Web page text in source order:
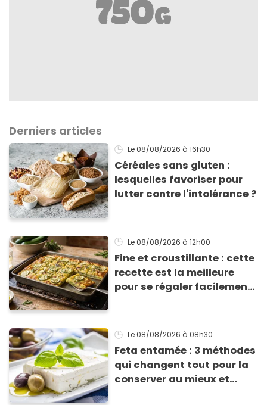
Derniers articles
Le 08/08/2026 à 16h30
Céréales sans gluten :
lesquelles favoriser pour
lutter contre l'intolérance ?
Le 08/08/2026 à 12h00
Fine et croustillante : cette
recette est la meilleure
pour se régaler facilement
Le 08/08/2026 à 08h30
Feta entamée : 3 méthodes
qui changent tout pour la
conserver au mieux et